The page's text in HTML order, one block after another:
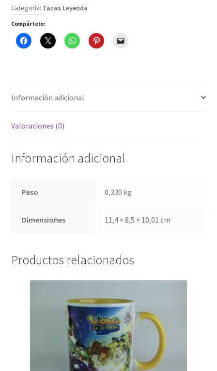
El
Hechizo
Tiberius
Categoría: Tazas Leyenda
Compártelo:
Información adicional
Valoraciones (0)
Información adicional
Peso 0,330 kg
Dimensiones 11,4 × 8,5 × 10,01 cm
Productos relacionados